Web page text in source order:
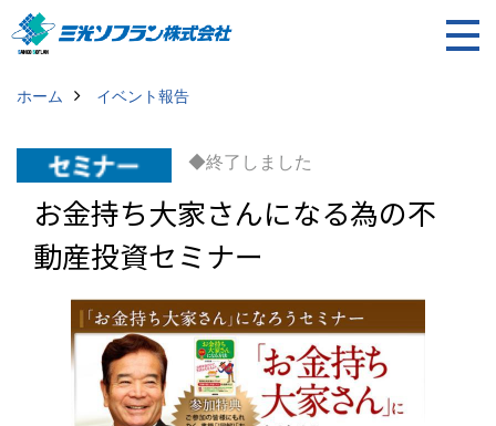
ホーム イベント報告
◆終了しました
お金持ち大家さんになる為の不
動産投資セミナー